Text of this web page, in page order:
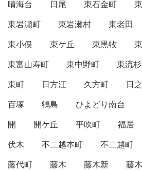
晴海台
日尾 東石金町
東岩瀬町
東岩瀬村 東老田
東小俣
東ケ丘 東黒牧
東富山寿町
東中野町 東流杉
東町
日方江 久方町 日
百塚
鵯島 ひよどり南台
開
開ケ丘 平吹町 福居
伏木
不二越本町 不二越町
藤代町
藤木 藤木新
藤